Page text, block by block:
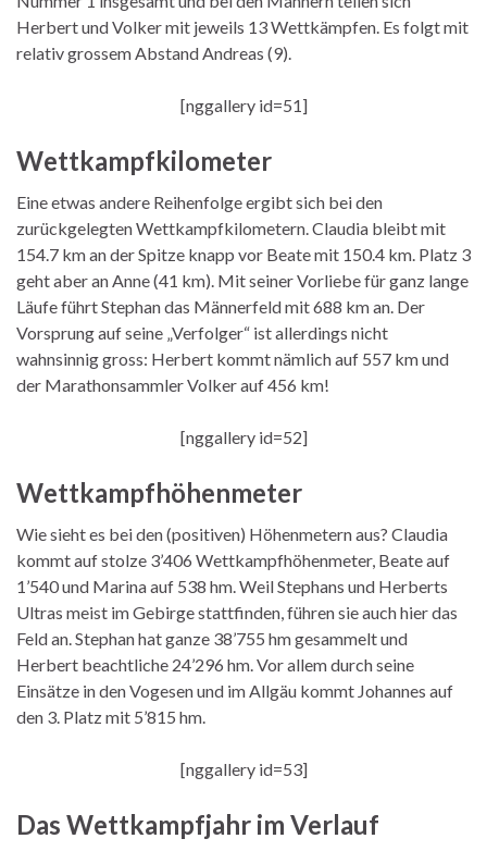
Herbert und Volker mit jeweils 13 Wettkämpfen. Es folgt mit
relativ grossem Abstand Andreas (9).
[nggallery id=51]
Wettkampfkilometer
Eine etwas andere Reihenfolge ergibt sich bei den
zurückgelegten Wettkampfkilometern. Claudia bleibt mit
154.7 km an der Spitze knapp vor Beate mit 150.4 km. Platz 3
geht aber an Anne (41 km). Mit seiner Vorliebe für ganz lange
Läufe führt Stephan das Männerfeld mit 688 km an. Der
Vorsprung auf seine „Verfolger“ ist allerdings nicht
wahnsinnig gross: Herbert kommt nämlich auf 557 km und
der Marathonsammler Volker auf 456 km!
[nggallery id=52]
Wettkampfhöhenmeter
Wie sieht es bei den (positiven) Höhenmetern aus? Claudia
kommt auf stolze 3’406 Wettkampfhöhenmeter, Beate auf
1’540 und Marina auf 538 hm. Weil Stephans und Herberts
Ultras meist im Gebirge stattfinden, führen sie auch hier das
Feld an. Stephan hat ganze 38’755 hm gesammelt und
Herbert beachtliche 24’296 hm. Vor allem durch seine
Einsätze in den Vogesen und im Allgäu kommt Johannes auf
den 3. Platz mit 5’815 hm.
[nggallery id=53]
Das Wettkampfjahr im Verlauf